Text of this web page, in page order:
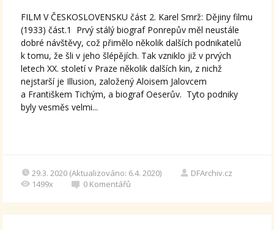
FILM V ČESKOSLOVENSKU část 2. Karel Smrž: Dějiny filmu
(1933) část.1 Prvý stálý biograf Ponrepův měl neustále
dobré návštěvy, což přimělo několik dalších podnikatelů
k tomu, že šli v jeho šlépějích. Tak vzniklo již v prvých
letech XX. století v Praze několik dalších kin, z nichž
nejstarší je Illusion, založený Aloisem Jalovcem
a Františkem Tichým, a biograf Oeserův. Tyto podniky
byly vesměs velmi...
29.3. 2020 (Aktualizováno: 6.4. 2020)
DFArchiv.cz
1499x
0 Komentářů